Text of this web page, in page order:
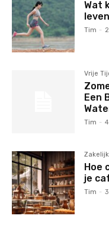
Wat
Tim -
Vrije
Een
Tim -
Zakelijk
Hoe
je
Tim -